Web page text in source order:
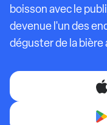
boisson avec le
devenue l'un des
déguster de la bière